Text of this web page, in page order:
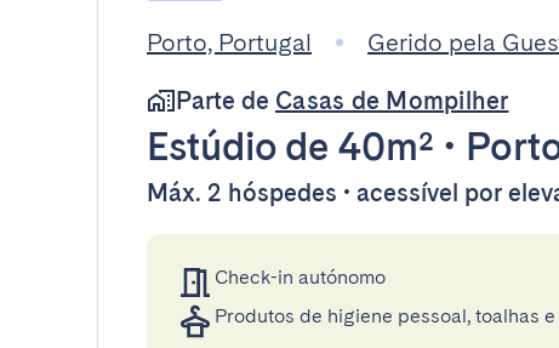
Porto, Portugal
Gerido pela
Parte de Casas de Mompilher
Estúdio de 40m² •
Máx. 2 hóspedes • acessível por
Check-in autónomo
Produtos de higiene pessoal, toalhas